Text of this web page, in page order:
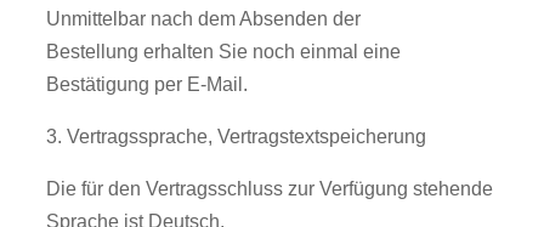
Unmittelbar nach dem Absenden der
Bestellung erhalten Sie noch einmal eine
Bestätigung per E-Mail.
3. Vertragssprache, Vertragstextspeicherung
Die für den Vertragsschluss zur Verfügung stehende
Sprache ist Deutsch.